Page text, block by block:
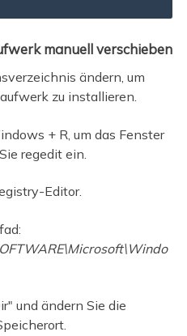
manuell verschieben
ändern, um
zu installieren.
+ R, um das Fenster
regedit ein.
Editor.
und ändern Sie die